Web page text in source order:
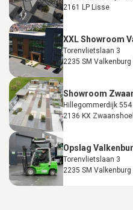
2161 LP Lisse
XXL Showroom
Torenvlietslaan 3
2235 SM Valkenburg
Showroom
Hillegommerdijk 554
2136 KX
Opslag
Torenvlietslaan 3
2235 SM Valkenburg